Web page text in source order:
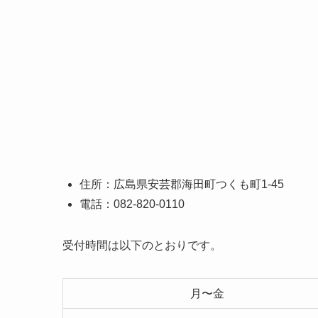
住所：広島県安芸郡海田町つくも町1-45
電話：082-820-0110
受付時間は以下のとおりです。
月〜金